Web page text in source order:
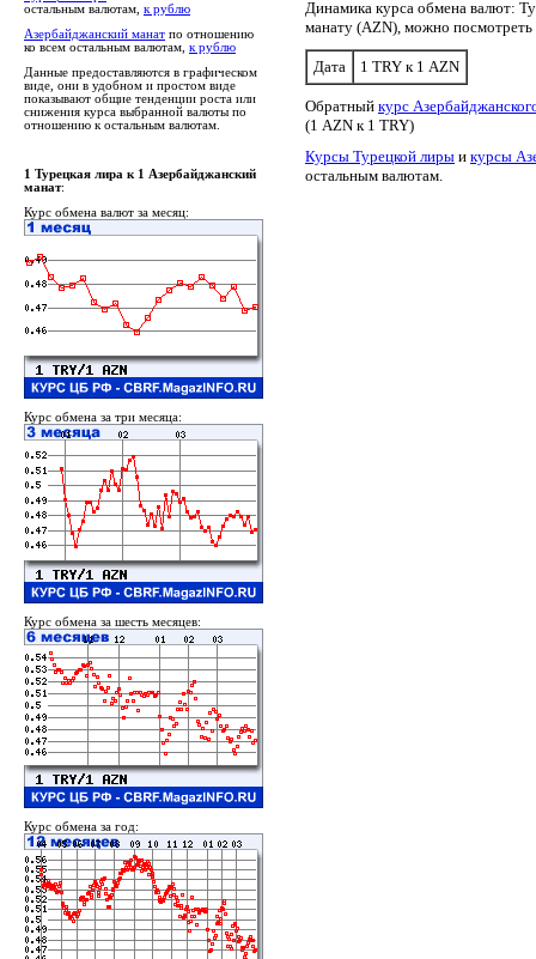
остальным валютам, к рублю
Азербайджанский манат по отношению
ко всем остальным валютам, к рублю
Данные предоставляются в графическом
виде, они в удобном и простом виде
показывают общие тенденции роста или
снижения курса выбранной валюты по
отношению к остальным валютам.
Динамика курса обмена валют:
манату (AZN), можно посмотреть
Дата 1 TRY к 1 AZN
Обратный курс
(1 AZN к 1 TRY)
Курсы Турецкой лиры и курсы
остальным валютам.
1 Турецкая лира к 1 Азербайджанский
манат:
Курс обмена валют за месяц:
Курс обмена за три месяца:
Курс обмена за шесть месяцев:
Курс обмена за год: